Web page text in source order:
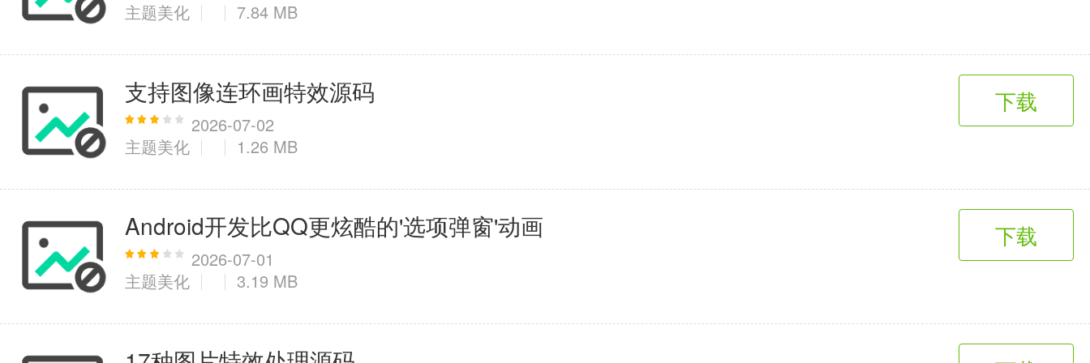
主题美化
7.84 MB
支持图像连环画特效源码
2026-07-02
主题美化
1.26 MB
下载
Android开发比QQ更炫酷的'选项弹窗'动画
2026-07-01
主题美化
3.19 MB
下载